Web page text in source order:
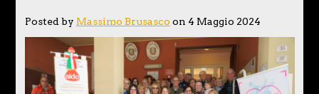
Posted by Massimo Brusasco on 4 Maggio 2024